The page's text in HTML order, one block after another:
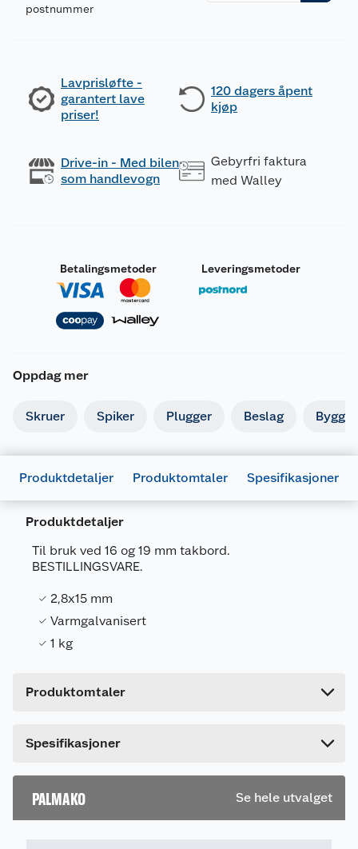
postnummer
Lavprisløfte -
garantert lave
priser!
120 dagers åpent
kjøp
Drive-in - Med bilen
som handlevogn
Gebyrfri faktura
med Walley
Betalingsmetoder Leveringsmetoder
Oppdag mer
Skruer Spiker Plugger Beslag
Produktdetaljer Produktomtaler Spesifikasjoner
Produktdetaljer
Til bruk ved 16 og 19 mm takbord.
BESTILLINGSVARE.
2,8x15 mm
Varmgalvanisert
1 kg
Produktomtaler
Dette produktet har ikke fått noen omtale ennå.
en omtale.
Spesifikasjoner
Generelt
Artikkelnummer
Leverandørens artikkelnummer
Forpakningsmål
Bruttovekt
PALMAKO Se hele utvalget